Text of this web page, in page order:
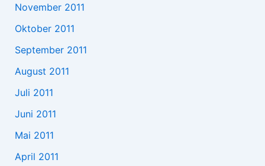
November 2011
Oktober 2011
September 2011
August 2011
Juli 2011
Juni 2011
Mai 2011
April 2011